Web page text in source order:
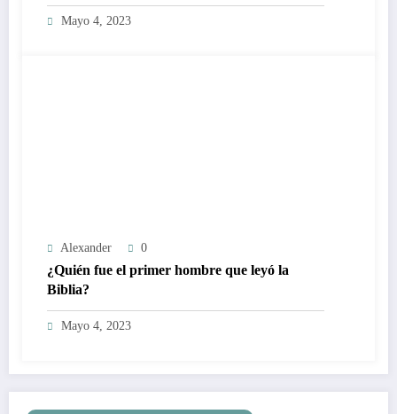
Mayo 4, 2023
Alexander 0
¿Quién fue el primer hombre que leyó la
Biblia?
Mayo 4, 2023